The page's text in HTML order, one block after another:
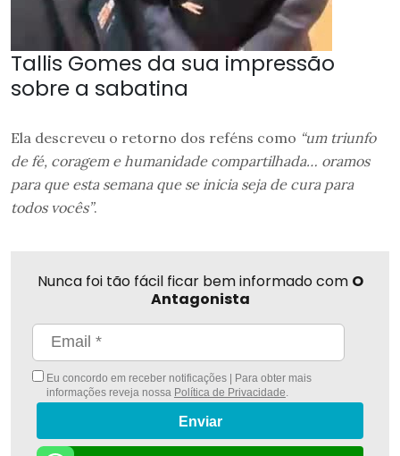
Tallis Gomes da sua impressão
sobre a sabatina
Ela descreveu o retorno dos reféns como “um triunfo
de fé, coragem e humanidade compartilhada… oramos
para que esta semana que se inicia seja de cura para
todos vocês”.
Nunca foi tão fácil ficar bem informado com O
Antagonista
Eu concordo em receber notificações | Para obter mais
informações reveja nossa Política de Privacidade.
Enviar